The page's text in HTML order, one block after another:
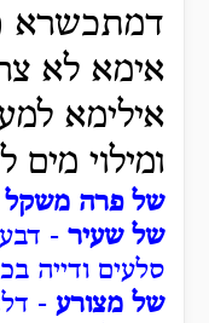
דמתכשרא
אימא לא
אילימא
ומילוי מים
של פרה משקל
של שעיר -
סלעים ודייה
של מצורע -